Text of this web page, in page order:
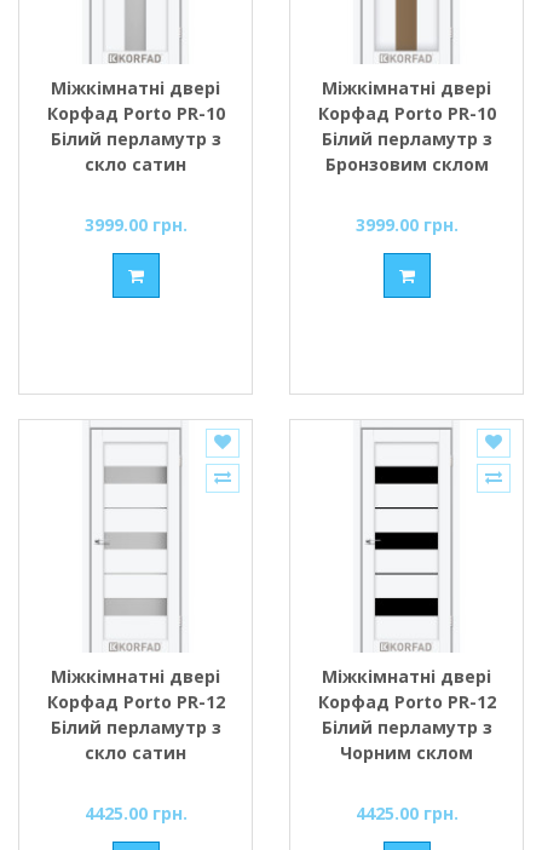
Міжкімнатні двері
Корфад Porto PR-10
Білий перламутр з
скло сатин
3999.00 грн.
Міжкімнатні двері
Корфад Porto PR-10
Білий перламутр з
Бронзовим склом
3999.00 грн.
Міжкімнатні двері
Корфад Porto PR-12
Білий перламутр з
скло сатин
4425.00 грн.
Міжкімнатні двері
Корфад Porto PR-12
Білий перламутр з
Чорним склом
4425.00 грн.